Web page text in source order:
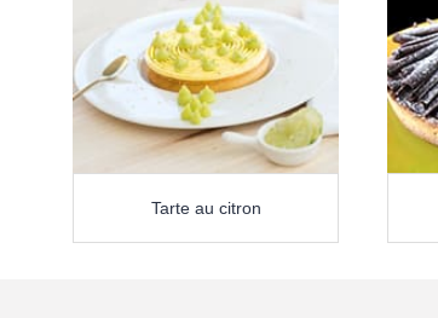
Tarte au citron